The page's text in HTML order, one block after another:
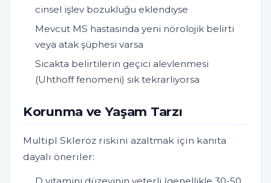
cinsel işlev bozukluğu eklendiyse
Mevcut MS hastasında yeni nörolojik belirti
veya atak şüphesi varsa
Sıcakta belirtilerin geçici alevlenmesi
(Uhthoff fenomeni) sık tekrarlıyorsa
Korunma ve Yaşam Tarzı
Multipl Skleroz riskini azaltmak için kanıta
dayalı öneriler: